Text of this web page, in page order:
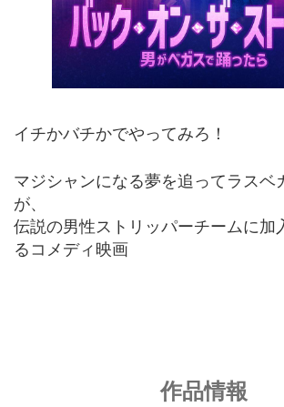
イチかバチかでやってみろ！
マジシャンになる夢を追ってラスベ
が、
伝説の男性ストリッパーチームに加
るコメディ映画
作品情報